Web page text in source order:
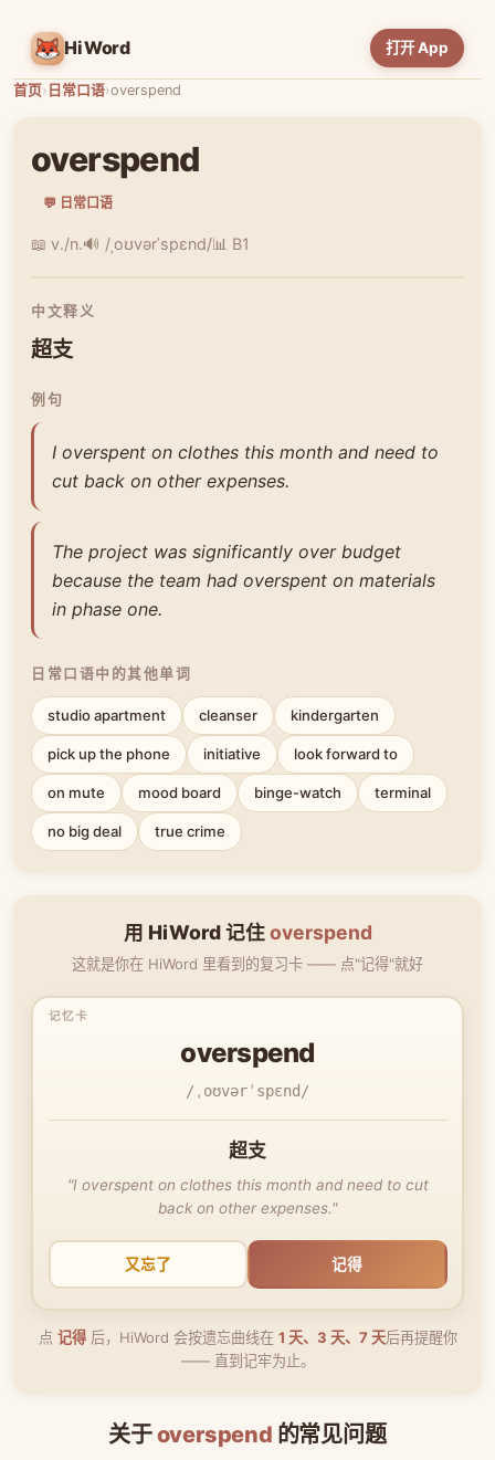
HiWord 打开 App
首页› 日常口语›overspend
overspend
💬 日常口语
📖 v./n.🔊 /ˌoʊvərˈspɛnd/📊 B1
中文释义
超支
例句
I overspent on clothes this month and need to
cut back on other expenses.
The project was significantly over budget
because the team had overspent on materials
in phase one.
日常口语中的其他单词
studio apartment cleanser kindergarten
pick up the phone initiative look forward to
on mute mood board binge-watch terminal
no big deal true crime
用 HiWord 记住overspend
这就是你在 HiWord 里看到的复习卡 —— 点"记得"就好
overspend
/ˌoʊvərˈspɛnd/
超支
"I overspent on clothes this month and need to cut
back on other expenses."
又忘了 记得
点 记得后，HiWord 会按遗忘曲线在 1 天、3 天、7 天后再提醒你
—— 直到记牢为止。
关于overspend 的常见问题